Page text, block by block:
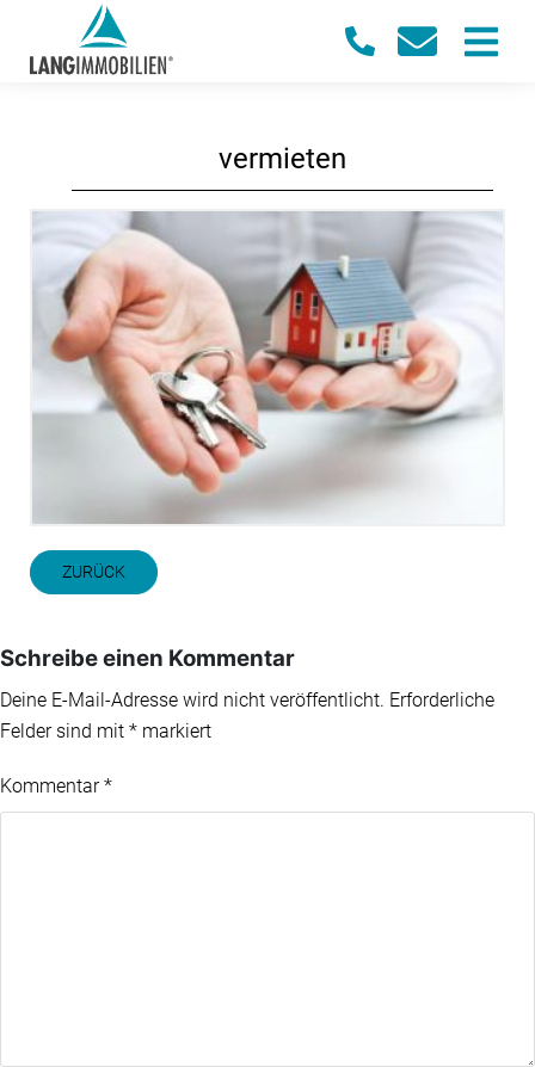
vermieten
ZURÜCK
Schreibe einen Kommentar
Deine E-Mail-Adresse wird nicht veröffentlicht. Erforderliche
Felder sind mit * markiert
Kommentar*